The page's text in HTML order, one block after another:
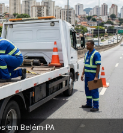
em Belém‑PA